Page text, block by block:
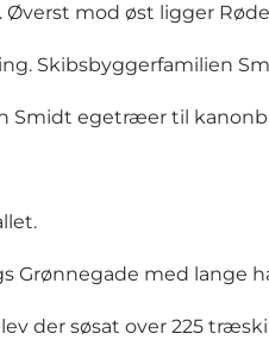
mod øst ligger
Skibsbyggerfamilien
Smidt egetræer til
Grønnegade med lange
der søsat over 225